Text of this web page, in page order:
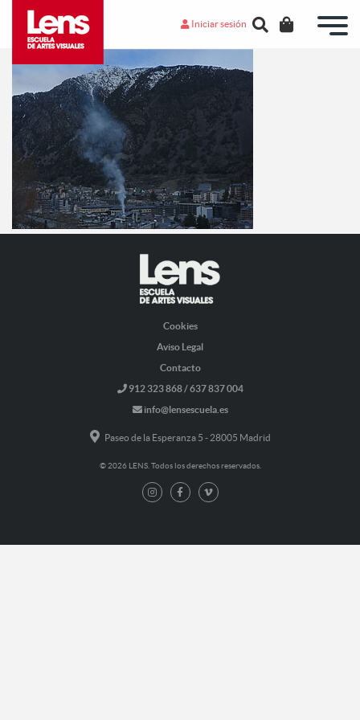
Iniciar sesión
Cookies
Aviso Legal
Contacto
912 323 868 / 637 837 004
info@lensescuela.es
Paseo de la Esperanza 5 - 28005 Madrid
© 2026 LENS. Todos los derechos reservados.